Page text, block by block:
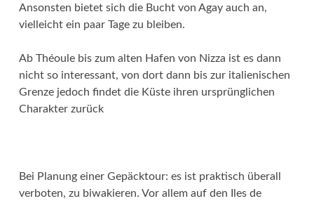
Ansonsten bietet sich die Bucht von Agay auch an,
vielleicht ein paar Tage zu bleiben.
Ab Théoule bis zum alten Hafen von Nizza ist es dann
nicht so interessant, von dort dann bis zur italienischen
Grenze jedoch findet die Küste ihren ursprünglichen
Charakter zurück
Bei Planung einer Gepäcktour: es ist praktisch überall
verboten, zu biwakieren. Vor allem auf den Iles de